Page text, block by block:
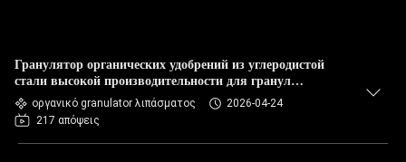
Гранулятор органических удобрений из углеродистой
стали высокой производительности для гранул
шарообразной формы
οργανικό granulator λιπάσματος
2026-04-24
217 απόψεις